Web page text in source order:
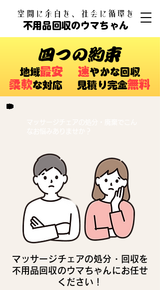
​空間に余白を、社会に循環を
不用品回収のウマちゃん
四つの約束
​地域最安 速やかな回収
柔軟な対応 ​見積り完全無料
マッサージチェアの処分・回収を
不用品回収のウマちゃんにお任せ
ください！